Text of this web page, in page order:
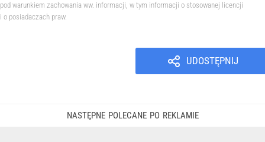
pod warunkiem zachowania ww. informacji, w tym informacji o stosowanej licencji
i o posiadaczach praw.
UDOSTĘPNIJ